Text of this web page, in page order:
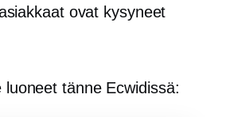
ovat kysyneet
tänne Ecwidissä: